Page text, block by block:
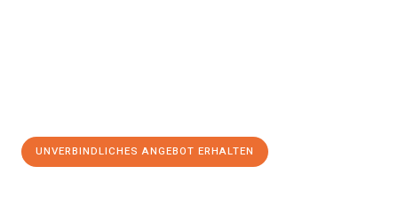
UNVERBINDLICHES ANGEBOT ERHALTEN